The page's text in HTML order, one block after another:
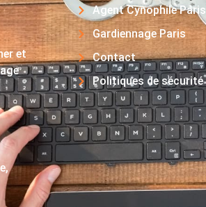
et
Agent Cynophile Paris
Gardiennage Paris
Contact
Politiques de sécurité